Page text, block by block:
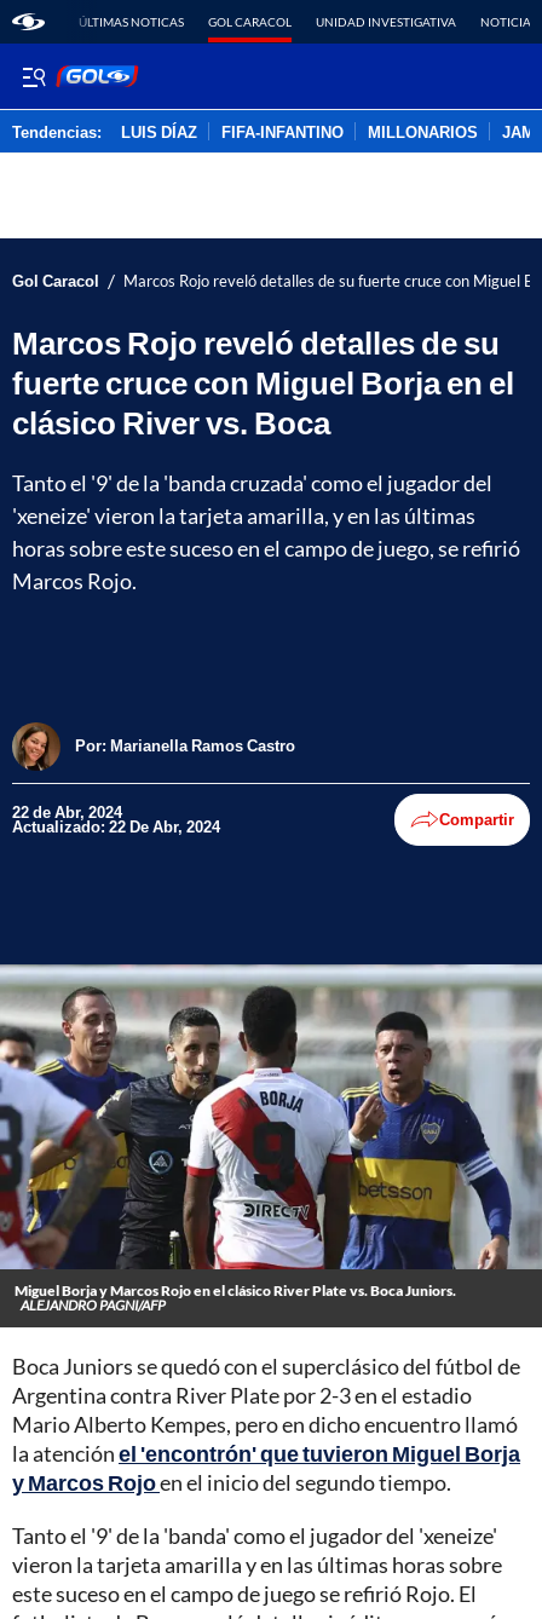
ÚLTIMAS NOTICAS GOL CARACOL UNIDAD INVESTIGATIVA NOTICIAS
Tendencias: LUIS DÍAZ FIFA-INFANTINO MILLONARIOS
Gol Caracol / Marcos Rojo reveló detalles de su fuerte cruce con Miguel
Marcos Rojo reveló detalles de su
fuerte cruce con Miguel Borja en el
clásico River vs. Boca
Tanto el '9' de la 'banda cruzada' como el jugador del
'xeneize' vieron la tarjeta amarilla, y en las últimas
horas sobre este suceso en el campo de juego, se refirió
Marcos Rojo.
Por: Marianella Ramos Castro
22 de Abr, 2024
Actualizado: 22 De Abr, 2024 Compartir
Miguel Borja y Marcos Rojo en el clásico River Plate vs. Boca Juniors.
ALEJANDRO PAGNI/AFP
Boca Juniors se quedó con el superclásico del fútbol de
Argentina contra River Plate por 2-3 en el estadio
Mario Alberto Kempes, pero en dicho encuentro llamó
la atenciónel 'encontrón' que tuvieron Miguel Borja
y Marcos Rojoen el inicio del segundo tiempo.
Tanto el '9' de la 'banda' como el jugador del 'xeneize'
vieron la tarjeta amarilla y en las últimas horas sobre
este suceso en el campo de juego se refirió Rojo. El